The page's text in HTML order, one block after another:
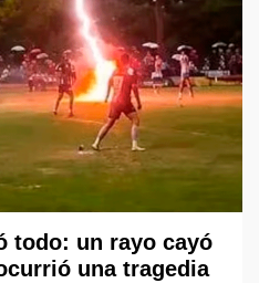
todo: un rayo cayó
una tragedia